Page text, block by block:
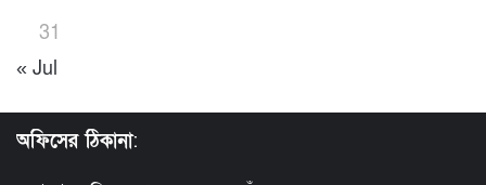
31
« Jul
অফিসের ঠিকানা: